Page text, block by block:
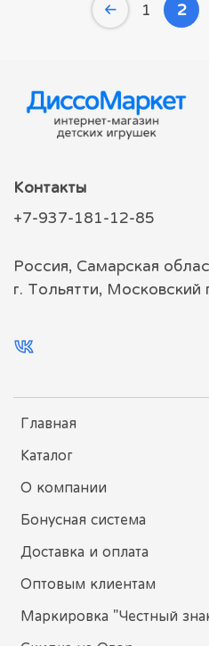
1 2
Главная
Каталог
О компании
Бонусная система
Доставка и оплата
Оптовым клиентам
Маркировка "Честный
Контакты
+7-937-181-12-85
Россия, Самарская
г. Тольятти, Московский